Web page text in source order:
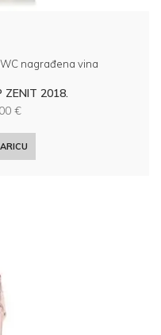
nagrađena vina
ZENIT 2018.
€